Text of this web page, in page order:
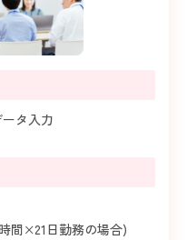
タ入力
間×21日勤務の場合)